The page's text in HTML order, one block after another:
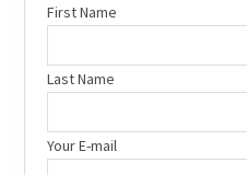
First Name
Last Name
Your E-mail